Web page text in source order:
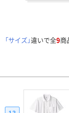
「サイズ」違いで全9商